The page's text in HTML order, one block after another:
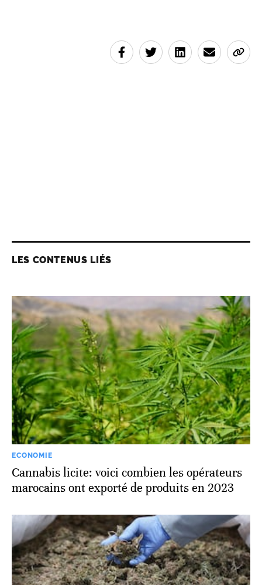
LES CONTENUS LIÉS
ECONOMIE
Cannabis licite: voici combien les opérateurs
marocains ont exporté de produits en 2023